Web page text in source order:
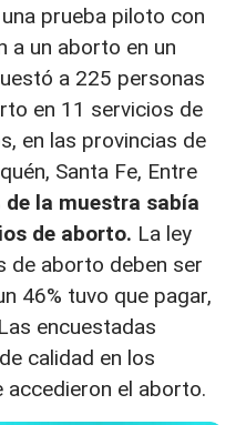
prueba piloto con
a un aborto en un
a 225 personas
en 11 servicios de
en las provincias de
Santa Fe, Entre
de la muestra sabía
de aborto. La ley
de aborto deben ser
46% tuvo que pagar,
encuestadas
calidad en los
accedieron el aborto.